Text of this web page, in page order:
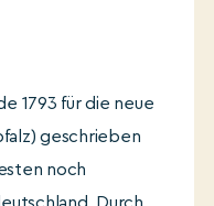
1793 für die neue
geschrieben
noch